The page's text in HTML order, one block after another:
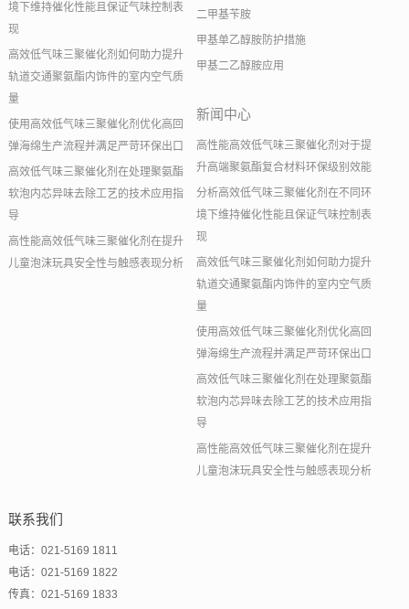
境下维持催化性能且保证气味控制表
现
高效低气味三聚催化剂如何助力提升
轨道交通聚氨酯内饰件的室内空气质
量
使用高效低气味三聚催化剂优化高回
弹海绵生产流程并满足严苛环保出口
高效低气味三聚催化剂在处理聚氨酯
软泡内芯异味去除工艺的技术应用指
导
高性能高效低气味三聚催化剂在提升
儿童泡沫玩具安全性与触感表现分析
二甲基苄胺
甲基单乙醇胺防护措施
甲基二乙醇胺应用
新闻中心
高性能高效低气味三聚催化剂对于提
升高端聚氨酯复合材料环保级别效能
分析高效低气味三聚催化剂在不同环
境下维持催化性能且保证气味控制表
现
高效低气味三聚催化剂如何助力提升
轨道交通聚氨酯内饰件的室内空气质
量
使用高效低气味三聚催化剂优化高回
弹海绵生产流程并满足严苛环保出口
高效低气味三聚催化剂在处理聚氨酯
软泡内芯异味去除工艺的技术应用指
导
高性能高效低气味三聚催化剂在提升
儿童泡沫玩具安全性与触感表现分析
联系我们
电话：021-5169 1811
电话：021-5169 1822
传真：021-5169 1833